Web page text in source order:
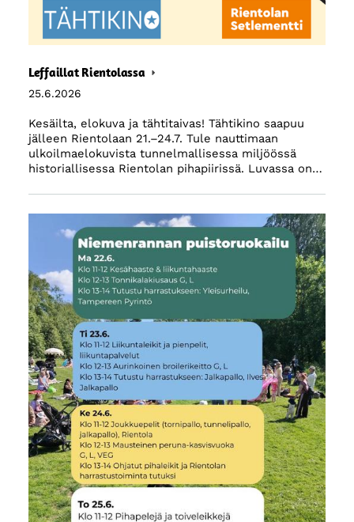
Leffaillat Rientolassa
25.6.2026
Kesäilta, elokuva ja tähtitaivas! Tähtikino saapuu
jälleen Rientolaan 21.–24.7. Tule nauttimaan
ulkoilmaelokuvista tunnelmallisessa miljöössä
historiallisessa Rientolan pihapiirissä. Luvassa on…